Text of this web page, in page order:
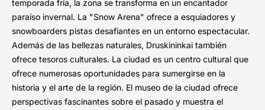
temporada fría, la zona se transforma en un encantador
paraíso invernal. La "Snow Arena" ofrece a esquiadores y
snowboarders pistas desafiantes en un entorno espectacular.
Además de las bellezas naturales, Druskininkai también
ofrece tesoros culturales. La ciudad es un centro cultural que
ofrece numerosas oportunidades para sumergirse en la
historia y el arte de la región. El museo de la ciudad ofrece
perspectivas fascinantes sobre el pasado y muestra el